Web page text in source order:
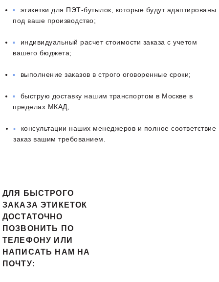
этикетки для ПЭТ-бутылок, которые будут адаптированы
под ваше производство;
индивидуальный расчет стоимости заказа с учетом
вашего бюджета;
выполнение заказов в строго оговоренные сроки;
быструю доставку нашим транспортом в Москве в
пределах МКАД;
консультации наших менеджеров и полное соответствие
заказ вашим требованием.
ДЛЯ БЫСТРОГО
ЗАКАЗА ЭТИКЕТОК
ДОСТАТОЧНО
ПОЗВОНИТЬ ПО
ТЕЛЕФОНУ ИЛИ
НАПИСАТЬ НАМ НА
ПОЧТУ: